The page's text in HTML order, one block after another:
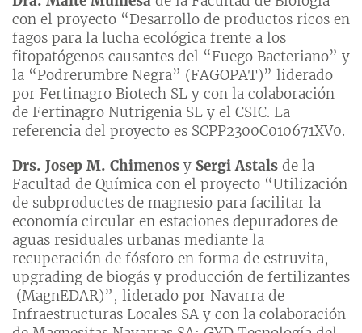
con el proyecto “Desarrollo de productos ricos en
fagos para la lucha ecológica frente a los
fitopatógenos causantes del “Fuego Bacteriano” y
la “Podrerumbre Negra” (FAGOPAT)” liderado
por Fertinagro Biotech SL y con la colaboración
de Fertinagro Nutrigenia SL y el CSIC. La
referencia del proyecto es SCPP2300C010671XV0.
Drs. Josep M. Chimenos y Sergi Astals de la
Facultad de Química con el proyecto “Utilización
de subproductes de magnesio para facilitar la
economía circular en estaciones depuradores de
aguas residuales urbanas mediante la
recuperación de fósforo en forma de estruvita,
upgrading de biogás y producción de fertilizantes
(MagnEDAR)”, liderado por Navarra de
Infraestructuras Locales SA y con la colaboración